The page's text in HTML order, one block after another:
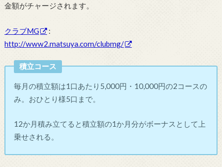
金額がチャージされます。
クラブMG
:
http://www2.matsuya.com/clubmg/
積立コース
毎月の積立額は1口あたり5,000円・10,000円の2コースの
み。おひとり様5口まで。
12か月積み立てると積立額の1か月分がボーナスとして上
乗せされる。